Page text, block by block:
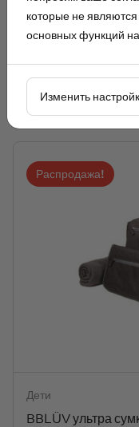
нескольких минут.
и если это легко
Похожие
Распродажа!
Дети
BBLÜV ультра
которые не
основных функций
Изменить